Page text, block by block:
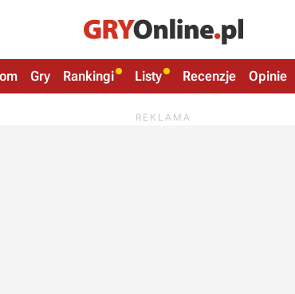
Gry Rankingi Listy Recenzje Opinie